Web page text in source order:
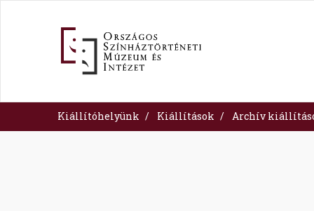
Kiállítóhelyünk Kiállítások Archív